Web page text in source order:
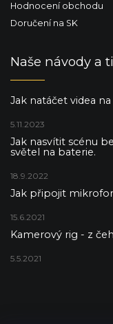
Hodnocení obchodu
Doručení na SK
Naše návody a
Jak natáčet videa
5.11.2023
Jak nasvítit scénu
světel na baterie.
18.9.2022
Jak připojit
15.6.2021
Kamerový rig - z
5.5.2021